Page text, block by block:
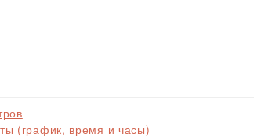
(график, время и часы)